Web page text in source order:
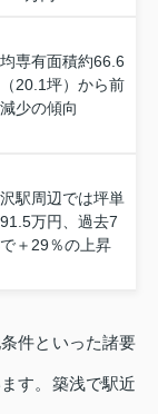
専有面積約66.6
20.1坪）から前
少の傾向
駅周辺では坪単
万円、過去7
＋29％の上昇
件といった諸要
す。築浅で駅近